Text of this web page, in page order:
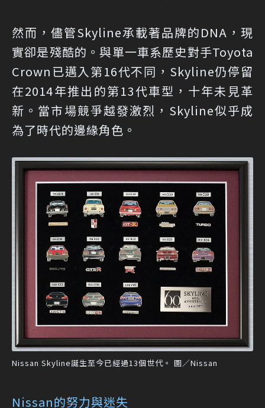
然而，儘管Skyline承載著品牌的DNA，現
實卻是殘酷的。與單一車系歷史對手Toyota
Crown已邁入第16代不同，Skyline仍停留
在2014年推出的第13代車型，十年未見革
新。當市場競爭越發激烈，Skyline似乎成
為了時代的邊緣角色。
Nissan Skyline誕生至今已經過13個世代。 圖／Nissan
Nissan的努力與迷失